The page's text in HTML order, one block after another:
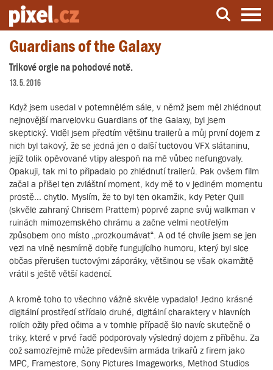
Server o natáčení a zpracování videa
Guardians of the Galaxy
Trikové orgie na pohodové notě.
13. 5. 2016
Když jsem usedal v potemnělém sále, v němž jsem měl zhlédnout
nejnovější marvelovku Guardians of the Galaxy, byl jsem
skeptický. Viděl jsem předtím většinu trailerů a můj první dojem z
nich byl takový, že se jedná jen o další tuctovou VFX slátaninu,
jejíž tolik opěvované vtipy alespoň na mě vůbec nefungovaly.
Opakuji, tak mi to připadalo po zhlédnutí trailerů. Pak ovšem film
začal a přišel ten zvláštní moment, kdy mě to v jediném momentu
prostě... chytlo. Myslím, že to byl ten okamžik, kdy Peter Quill
(skvěle zahraný Chrisem Prattem) poprvé zapne svůj walkman v
ruinách mimozemského chrámu a začne velmi neotřelým
způsobem ono místo „prozkoumávat“. A od té chvíle jsem se jen
vezl na vlně nesmírně dobře fungujícího humoru, který byl sice
občas přerušen tuctovými záporáky, většinou se však okamžitě
vrátil s ještě větší kadencí.
A kromě toho to všechno vážně skvěle vypadalo! Jedno krásné
digitální prostředí střídalo druhé, digitální charaktery v hlavních
rolích ožily před očima a v tomhle případě šlo navíc skutečně o
triky, které v prvé řadě podporovaly výsledný dojem z příběhu. Za
což samozřejmě může především armáda trikařů z firem jako
MPC, Framestore, Sony Pictures Imageworks, Method Studios